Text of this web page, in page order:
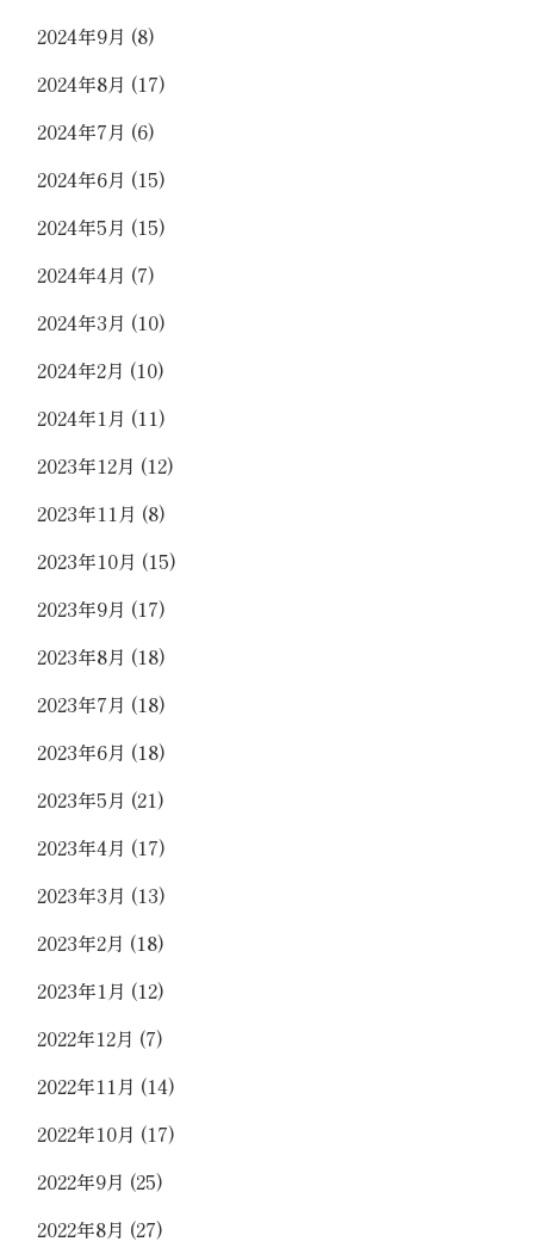
2024年9月 (8)
2024年8月 (17)
2024年7月 (6)
2024年6月 (15)
2024年5月 (15)
2024年4月 (7)
2024年3月 (10)
2024年2月 (10)
2024年1月 (11)
2023年12月 (12)
2023年11月 (8)
2023年10月 (15)
2023年9月 (17)
2023年8月 (18)
2023年7月 (18)
2023年6月 (18)
2023年5月 (21)
2023年4月 (17)
2023年3月 (13)
2023年2月 (18)
2023年1月 (12)
2022年12月 (7)
2022年11月 (14)
2022年10月 (17)
2022年9月 (25)
2022年8月 (27)